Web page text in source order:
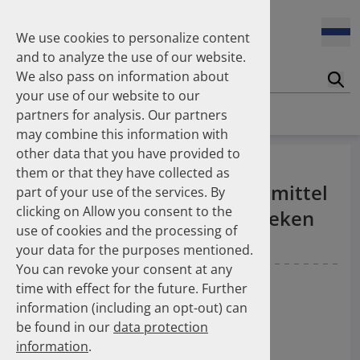
Homepage News Number Of The Month
01.10.2024
Im Jahr 2023 wurden 6 % weniger Opioide pro 1.000
GKV-Versicherte verordnet als im Jahr 2019.
01.09.2024
Im Jahr 2021 wurden 172 % mehr Entlassrezepte zu
Lasten der GKV abgerechnet als im Jahr 2018.
01.08.2024
Im ersten Halbjahr 2023 wurden 21 % weniger
Fixdosiskombinationen für kardiovaskuläre
Erkrankungen in öffentlichen Apotheken abgegeben als
noch im zweiten Halbjahr 2018.
01.07.2024
Im Jahr 2023 wurden 31,8 Mio. Packungen kühlpflichtige
Arzneimittel in öffentlichen Apotheken zu Lasten der
gesetzlichen Krankenversicherung abgegeben.
26 Millionen Packungen
kühlpflichtiger Fertigarzneimittel
2014 von deutschen Apotheken
abgegeben
10.08.2015— Berlin Gradl G Krieg EM
We use cookies to personalize content
and to analyze the use of our website.
We also pass on information about
your use of our website to our
partners for analysis. Our partners
may combine this information with
other data that you have provided to
them or that they have collected as
part of your use of the services. By
clicking on Allow you consent to the
use of cookies and the processing of
your data for the purposes mentioned.
You can revoke your consent at any
time with effect for the future. Further
information (including an opt-out) can
be found in our data protection
information.